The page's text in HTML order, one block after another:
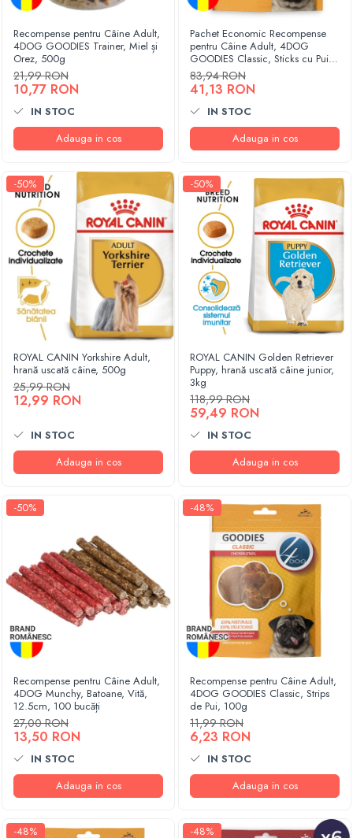
Recompense pentru Câine Adult,
4DOG GOODIES Trainer, Miel și
Orez, 500g
21,99 RON
10,77 RON
IN STOC
Adauga in cos
Pachet Economic Recompense
pentru Câine Adult, 4DOG
GOODIES Classic, Sticks cu Pui și
Orez, 6x100g
83,94 RON
41,13 RON
IN STOC
Adauga in cos
-50%
ROYAL CANIN Yorkshire Adult,
hrană uscată câine, 500g
25,99 RON
12,99 RON
IN STOC
Adauga in cos
-50%
ROYAL CANIN Golden Retriever
Puppy, hrană uscată câine junior,
3kg
118,99 RON
59,49 RON
IN STOC
Adauga in cos
-50%
Recompense pentru Câine Adult,
4DOG Munchy, Batoane, Vită,
12.5cm, 100 bucăți
27,00 RON
13,50 RON
IN STOC
Adauga in cos
-48%
Recompense pentru Câine Adult,
4DOG GOODIES Classic, Strips
de Pui, 100g
11,99 RON
6,23 RON
IN STOC
Adauga in cos
-48% -48%